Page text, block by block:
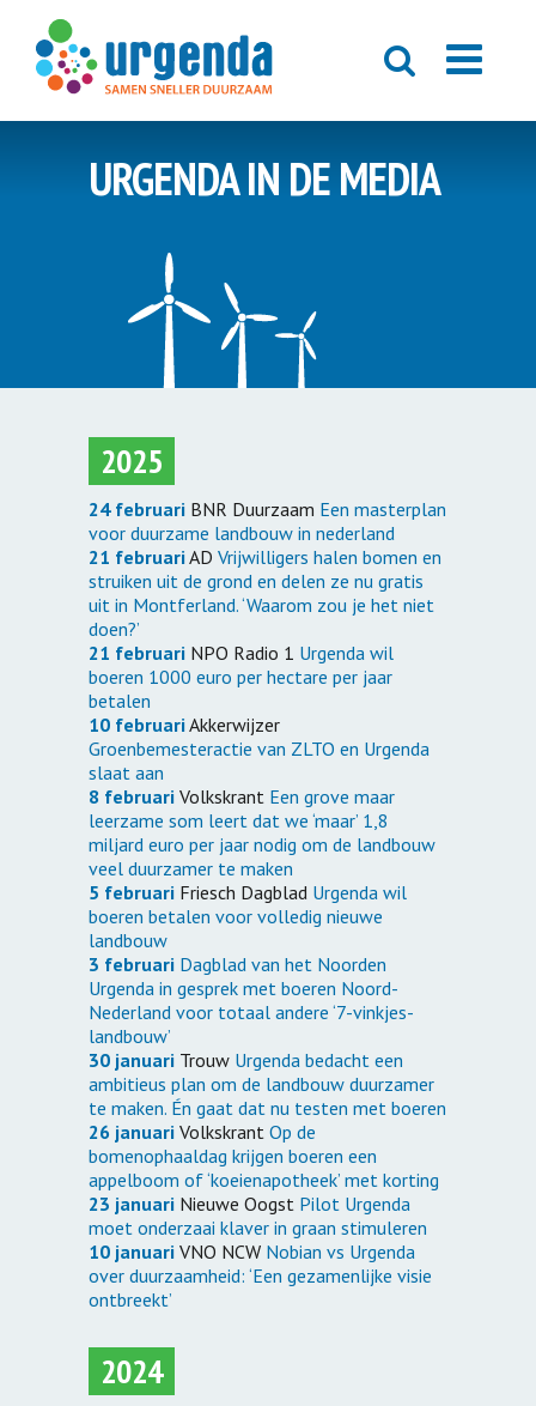
URGENDA IN DE MEDIA
2025
24 februari BNR Duurzaam Een masterplan
voor duurzame landbouw in nederland
21 februariAD Vrijwilligers halen bomen en
struiken uit de grond en delen ze nu gratis
uit in Montferland. ‘Waarom zou je het niet
doen?’
21 februari NPO Radio 1 Urgenda wil
boeren 1000 euro per hectare per jaar
betalen
10 februariAkkerwijzer
Groenbemesteractie van ZLTO en Urgenda
slaat aan
8 februari Volkskrant Een grove maar
leerzame som leert dat we ‘maar’ 1,8
miljard euro per jaar nodig om de landbouw
veel duurzamer te maken
5 februari Friesch Dagblad Urgenda wil
boeren betalen voor volledig nieuwe
landbouw
3 februari Dagblad van het Noorden
Urgenda in gesprek met boeren Noord-
Nederland voor totaal andere ‘7-vinkjes-
landbouw’
30 januari Trouw Urgenda bedacht een
ambitieus plan om de landbouw duurzamer
te maken. Én gaat dat nu testen met boeren
26 januari Volkskrant Op de
bomenophaaldag krijgen boeren een
appelboom of ‘koeienapotheek’ met korting
23 januari Nieuwe Oogst Pilot Urgenda
moet onderzaai klaver in graan stimuleren
10 januari VNO NCW Nobian vs Urgenda
over duurzaamheid: ‘Een gezamenlijke visie
ontbreekt’
2024